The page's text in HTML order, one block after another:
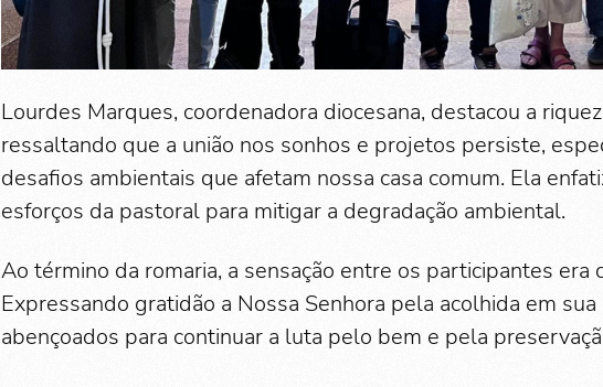
Lourdes Marques, coordenadora diocesana, destacou a
ressaltando que a união nos sonhos e projetos persiste,
desafios ambientais que afetam nossa casa comum. Ela
esforços da pastoral para mitigar a degradação ambiental.
Ao término da romaria, a sensação entre os participantes era
Expressando gratidão a Nossa Senhora pela acolhida em
abençoados para continuar a luta pelo bem e pela